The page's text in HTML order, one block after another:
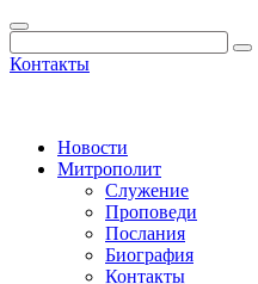
Контакты
Новости
Митрополит
Служение
Проповеди
Послания
Биография
Контакты